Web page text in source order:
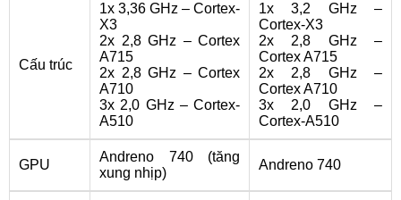
Cấu trúc
1x 3,36 GHz – Cortex-
X3
2x 2,8 GHz – Cortex
A715
2x 2,8 GHz – Cortex
A710
3x 2,0 GHz – Cortex-
A510
1x 3,2 GHz –
Cortex-X3
2x 2,8 GHz –
Cortex A715
2x 2,8 GHz –
Cortex A710
3x 2,0 GHz –
Cortex-A510
GPU
Andreno 740 (tăng
xung nhịp)
Andreno 740